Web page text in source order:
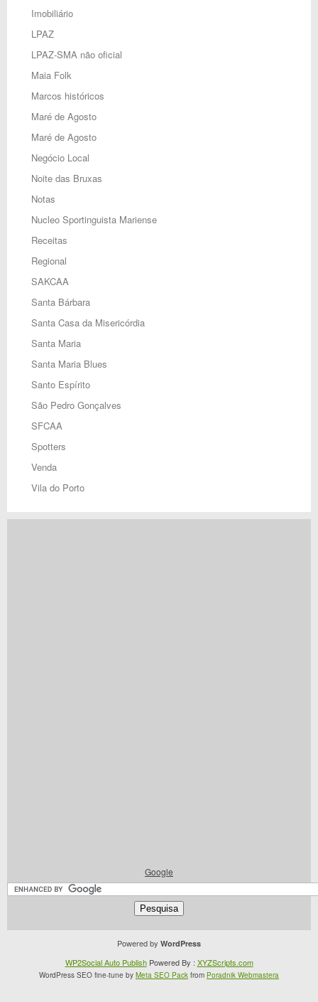
Imobiliário
LPAZ
LPAZ-SMA não oficial
Maia Folk
Marcos históricos
Maré de Agosto
Maré de Agosto
Negócio Local
Noite das Bruxas
Notas
Nucleo Sportinguista Mariense
Receitas
Regional
SAKCAA
Santa Bárbara
Santa Casa da Misericórdia
Santa Maria
Santa Maria Blues
Santo Espírito
São Pedro Gonçalves
SFCAA
Spotters
Venda
Vila do Porto
Google
Powered by WordPress
WP2Social Auto PublishPowered By : XYZScripts.com
WordPress SEO fine-tune by Meta SEO Pack from Poradnik Webmastera